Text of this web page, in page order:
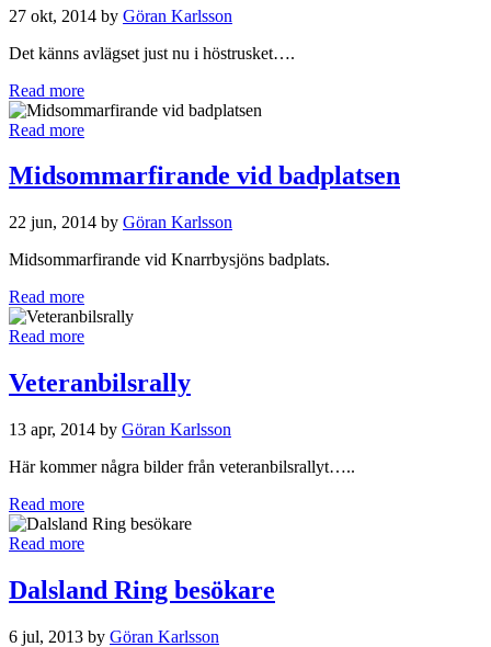
27 okt, 2014 by Göran Karlsson
Det känns avlägset just nu i höstrusket….
Read more
Read more
Midsommarfirande vid badplatsen
22 jun, 2014 by Göran Karlsson
Midsommarfirande vid Knarrbysjöns badplats.
Read more
Read more
Veteranbilsrally
13 apr, 2014 by Göran Karlsson
Här kommer några bilder från veteranbilsrallyt…..
Read more
Read more
Dalsland Ring besökare
6 jul, 2013 by Göran Karlsson